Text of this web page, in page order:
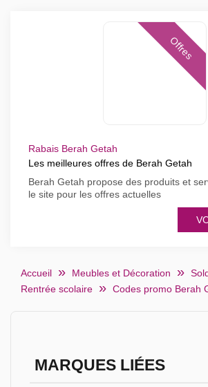
Offres
Rabais Berah Getah
Les meilleures offres de Berah Getah
Berah Getah propose des produits et
le site pour les offres actuelles
Accueil Meubles et Décoration
Rentrée scolaire
Codes promo Berah
MARQUES LIÉES